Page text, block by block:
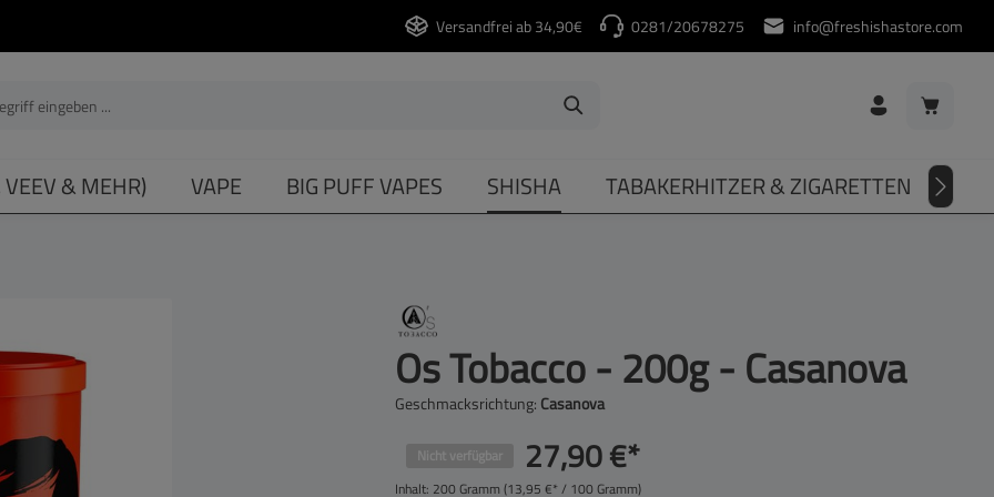
Versandfrei ab 34,90€ 0281/20678275 info@freshishastore.com
VEEV & MEHR) VAPE BIG PUFF VAPES SHISHA TABAKERHITZER & ZIGARETTEN
Os Tobacco - 200g - Casanova
Geschmacksrichtung: Casanova
Nicht verfügbar 27,90 €*
Inhalt: 200 Gramm (13,95 €* / 100 Gramm)